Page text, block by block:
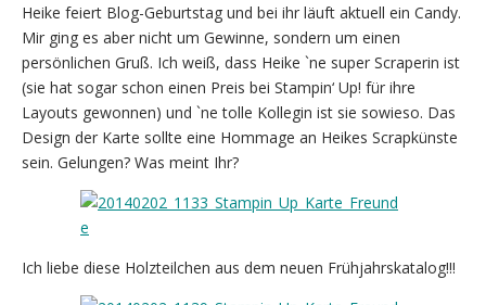
Heike feiert Blog-Geburtstag und bei ihr läuft aktuell ein Candy.
Mir ging es aber nicht um Gewinne, sondern um einen
persönlichen Gruß. Ich weiß, dass Heike `ne super Scraperin ist
(sie hat sogar schon einen Preis bei Stampin‘ Up! für ihre
Layouts gewonnen) und `ne tolle Kollegin ist sie sowieso. Das
Design der Karte sollte eine Hommage an Heikes Scrapkünste
sein. Gelungen? Was meint Ihr?
Ich liebe diese Holzteilchen aus dem neuen Frühjahrskatalog!!!